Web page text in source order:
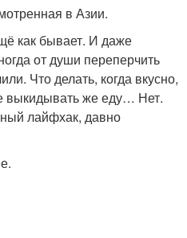
в Азии.
как бывает. И даже
от души переперчить
Что делать, когда вкусно,
выкидывать же еду… Нет.
лайфхак, давно